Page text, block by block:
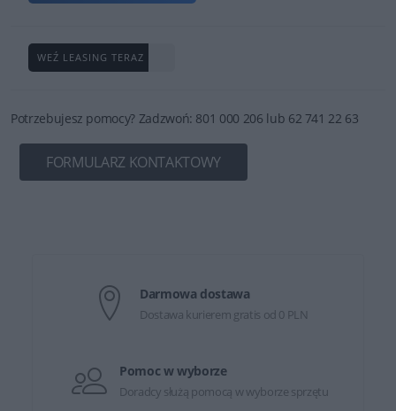
WEŹ LEASING TERAZ
Potrzebujesz pomocy? Zadzwoń: 801 000 206 lub 62 741 22 63
FORMULARZ KONTAKTOWY
Darmowa dostawa
Dostawa kurierem gratis od 0 PLN
Pomoc w wyborze
Doradcy służą pomocą w wyborze sprzętu